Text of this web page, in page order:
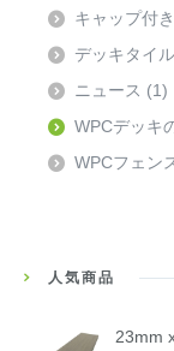
キャップ付
デッキタイ
ニュース (1)
WPCデッキ
WPCフェン
人気商品
23mm